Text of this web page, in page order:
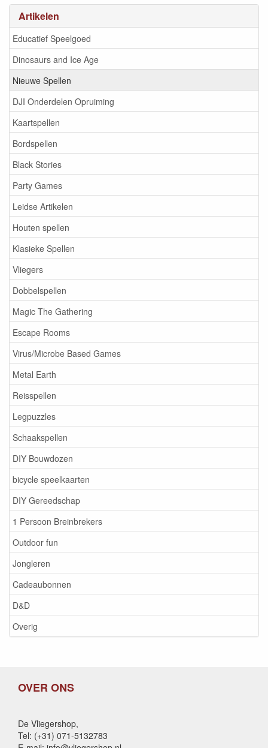
Artikelen
Educatief Speelgoed
Dinosaurs and Ice Age
Nieuwe Spellen
DJI Onderdelen Opruiming
Kaartspellen
Bordspellen
Black Stories
Party Games
Leidse Artikelen
Houten spellen
Klasieke Spellen
Vliegers
Dobbelspellen
Magic The Gathering
Escape Rooms
Virus/Microbe Based Games
Metal Earth
Reisspellen
Legpuzzles
Schaakspellen
DIY Bouwdozen
bicycle speelkaarten
DIY Gereedschap
1 Persoon Breinbrekers
Outdoor fun
Jongleren
Cadeaubonnen
D&D
Overig
OVER ONS
De Vliegershop,
Tel: (+31) 071-5132783